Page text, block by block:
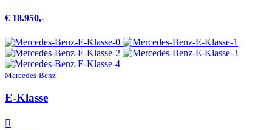
€ 18.950,-
Mercedes-Benz
E-Klasse